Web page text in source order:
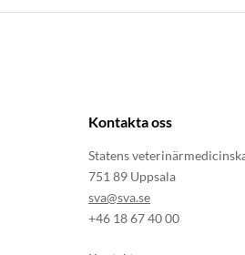
Kontakta oss
Statens
751 89 Uppsala
sva@sva.se
+46 18 67 40 00